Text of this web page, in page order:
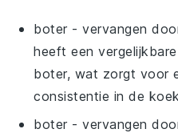
boter - vervangen
heeft een
boter, wat zorgt voor
consistentie in de
boter - vervangen